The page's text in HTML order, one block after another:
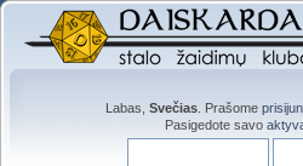
Labas,Svečias . Prašome
Pasigedote savo